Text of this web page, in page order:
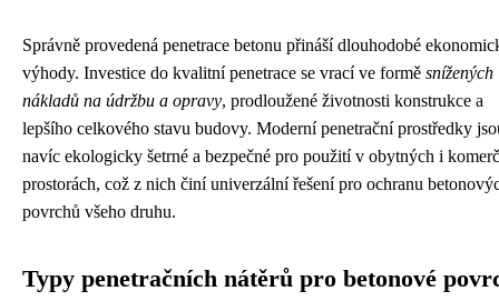
Správně provedená penetrace betonu přináší dlouhodobé
výhody. Investice do kvalitní penetrace se vrací ve formě snížených
nákladů na údržbu a opravy, prodloužené životnosti konstrukce a
lepšího celkového stavu budovy. Moderní penetrační prostředky
navíc ekologicky šetrné a bezpečné pro použití v obytných i
prostorách, což z nich činí univerzální řešení pro ochranu
povrchů všeho druhu.
Typy penetračních nátěrů pro betonové